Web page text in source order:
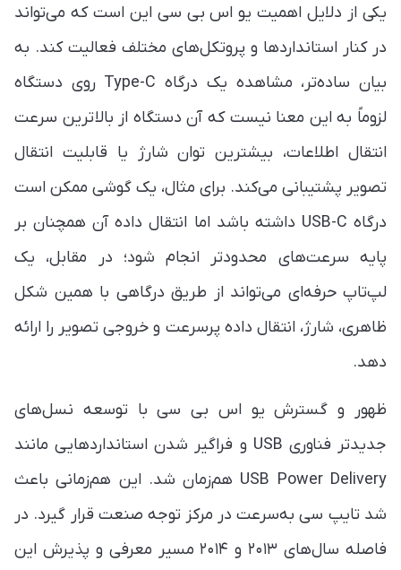
یکی از دلایل اهمیت یو اس بی سی این است که می‌تواند
در کنار استانداردها و پروتکل‌های مختلف فعالیت کند. به
بیان ساده‌تر، مشاهده یک درگاه Type-C روی دستگاه
لزوماً به این معنا نیست که آن دستگاه از بالاترین سرعت
انتقال اطلاعات، بیشترین توان شارژ یا قابلیت انتقال
تصویر پشتیبانی می‌کند. برای مثال، یک گوشی ممکن است
درگاه USB-C داشته باشد اما انتقال داده آن همچنان بر
پایه سرعت‌های محدودتر انجام شود؛ در مقابل، یک
لپ‌تاپ حرفه‌ای می‌تواند از طریق درگاهی با همین شکل
ظاهری، شارژ، انتقال داده پرسرعت و خروجی تصویر را ارائه
دهد.
ظهور و گسترش یو اس بی سی با توسعه نسل‌های
جدیدتر فناوری USB و فراگیر شدن استانداردهایی مانند
USB Power Delivery هم‌زمان شد. این هم‌زمانی باعث
شد تایپ سی به‌سرعت در مرکز توجه صنعت قرار گیرد. در
فاصله سال‌های ۲۰۱۳ و ۲۰۱۴ مسیر معرفی و پذیرش این